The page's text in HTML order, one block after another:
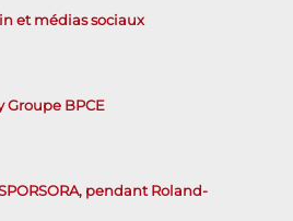
et médias sociaux
Groupe BPCE
pendant Roland-